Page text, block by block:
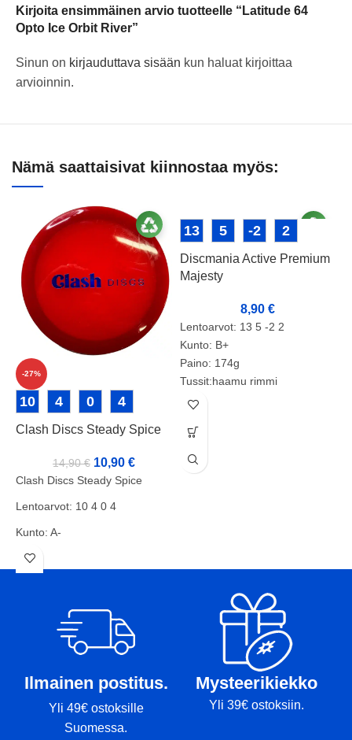
Kirjoita ensimmäinen arvio tuotteelle “Latitude 64
Opto Ice Orbit River”
Sinun on kirjauduttava sisään kun haluat kirjoittaa
arvioinnin.
Nämä saattaisivat kiinnostaa myös:
-27%
10 4 0 4
Clash Discs Steady Spice
14,90€ 10,90 €
Clash Discs Steady Spice
Lentoarvot: 10 4 0 4
Kunto: A-
Paino: 172g
13 5 -2 2
Discmania Active Premium
Majesty
8,90€
Lentoarvot: 13 5 -2 2
Kunto: B+
Paino: 174g
Tussit:haamu rimmi
Ilmainen postitus.
Yli 49€ ostoksille
Suomessa.
Mysteerikiekko
Yli 39€ ostoksiin.